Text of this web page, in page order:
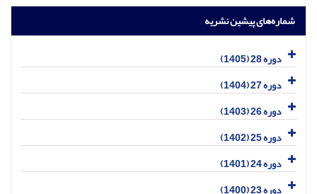
شماره‌های پیشین نشریه
دوره 28 (1405)
دوره 27 (1404)
دوره 26 (1403)
دوره 25 (1402)
دوره 24 (1401)
دوره 23 (1400)